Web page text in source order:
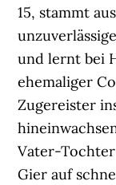
15, stammt
und lernt bei
ehemaliger
Zugereister
Vater-
Gier auf